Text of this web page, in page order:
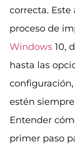
correcta. Este
proceso de
Windows10,
hasta las
estén
Entender
primer paso